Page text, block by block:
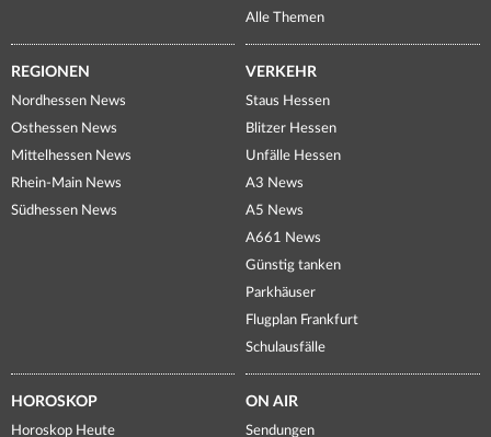
Alle Themen
REGIONEN
Nordhessen News
Osthessen News
Mittelhessen News
Rhein-Main News
Südhessen News
VERKEHR
Staus Hessen
Blitzer Hessen
Unfälle Hessen
A3 News
A5 News
A661 News
Günstig tanken
Parkhäuser
Flugplan Frankfurt
Schulausfälle
HOROSKOP
Horoskop Heute
ON AIR
Sendungen